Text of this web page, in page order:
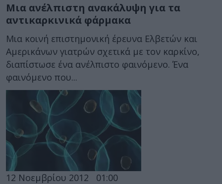
Μια ανέλπιστη ανακάλυψη για τα
αντικαρκινικά φάρμακα
Μια κοινή επιστημονική έρευνα Ελβετών και
Αμερικάνων γιατρών σχετικά με τον καρκίνο,
διαπίστωσε ένα ανέλπιστο φαινόμενο. Ένα
φαινόμενο που...
12 Νοεμβρίου 2012 01:00